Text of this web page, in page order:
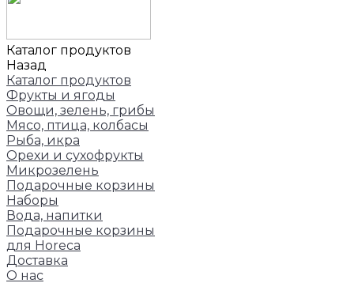
Каталог продуктов
Назад
Каталог продуктов
Фрукты и ягоды
Овощи, зелень, грибы
Мясо, птица, колбасы
Рыба, икра
Орехи и сухофрукты
Микрозелень
Подарочные корзины
Наборы
Вода, напитки
Подарочные корзины
для Horeca
Доставка
О нас